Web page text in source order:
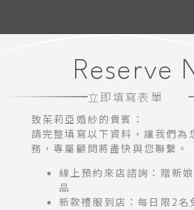
Reserve
立即填寫表單
致茱莉亞婚紗的貴賓：
請完整填寫以下資料，讓我們為
務，專屬顧問將盡快與您聯繫。
線上預約來店諮詢：贈新
品
新款禮服到店：每日限2名